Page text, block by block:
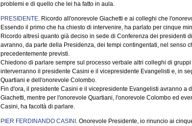
problemi e di quello che lei ha fatto in aula.
PRESIDENTE. Ricordo all'onorevole Giachetti e ai colleghi che
Essendo il primo che ha chiesto di intervenire, ha parlato per cinque
Ricordo altresì quanto già deciso in sede di Conferenza dei presidenti
avranno, da parte della Presidenza, dei tempi contingentati, nel senso
precedentemente previsti.
Chiedono di parlare sempre sul processo verbale altri colleghi di
interverranno il presidente Casini e il vicepresidente Evangelisti e, in
Quartiani e dell'onorevole Colombo.
Fin d'ora, il presidente Casini e il vicepresidente Evangelisti avranno a
Giachetti, mentre per l'onorevole Quartiani, l'onorevole Colombo ed
Casini, ha facoltà di parlare.
PIER FERDINANDO CASINI . Onorevole Presidente, io rinuncio ai